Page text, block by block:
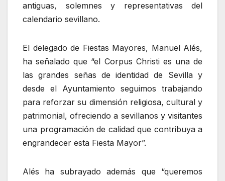
antiguas, solemnes y representativas del
calendario sevillano.
El delegado de Fiestas Mayores, Manuel Alés,
ha señalado que “el Corpus Christi es una de
las grandes señas de identidad de Sevilla y
desde el Ayuntamiento seguimos trabajando
para reforzar su dimensión religiosa, cultural y
patrimonial, ofreciendo a sevillanos y visitantes
una programación de calidad que contribuya a
engrandecer esta Fiesta Mayor”.
Alés ha subrayado además que “queremos